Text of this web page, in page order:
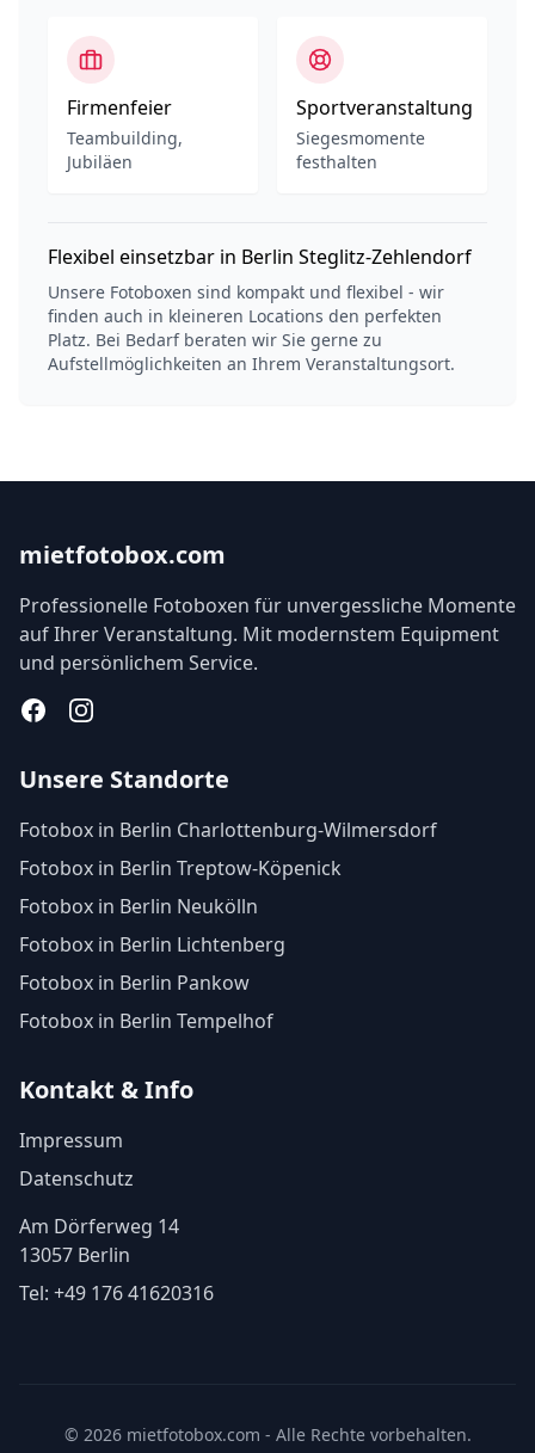
Firmenfeier
Teambuilding,
Jubiläen
Sportveranstaltung
Siegesmomente
festhalten
Flexibel einsetzbar in Berlin Steglitz-Zehlendorf
Unsere Fotoboxen sind kompakt und flexibel - wir
finden auch in kleineren Locations den perfekten
Platz. Bei Bedarf beraten wir Sie gerne zu
Aufstellmöglichkeiten an Ihrem Veranstaltungsort.
mietfotobox.com
Professionelle Fotoboxen für unvergessliche Momente
auf Ihrer Veranstaltung. Mit modernstem Equipment
und persönlichem Service.
FacebookInstagram
Unsere Standorte
Fotobox in Berlin Charlottenburg-Wilmersdorf
Fotobox in Berlin Treptow-Köpenick
Fotobox in Berlin Neukölln
Fotobox in Berlin Lichtenberg
Fotobox in Berlin Pankow
Fotobox in Berlin Tempelhof
Kontakt & Info
Impressum
Datenschutz
Am Dörferweg 14
13057 Berlin
Tel: +49 176 41620316
© 2026 mietfotobox.com - Alle Rechte vorbehalten.